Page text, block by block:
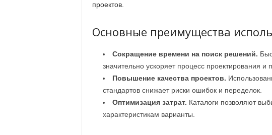
проектов.
Основные преимущества
Сокращение времени на поиск решений.
значительно ускоряет процесс проектирования и
Повышение качества проектов.
стандартов снижает риски ошибок и переделок.
Оптимизация затрат. Каталоги позволяют
характеристикам варианты.